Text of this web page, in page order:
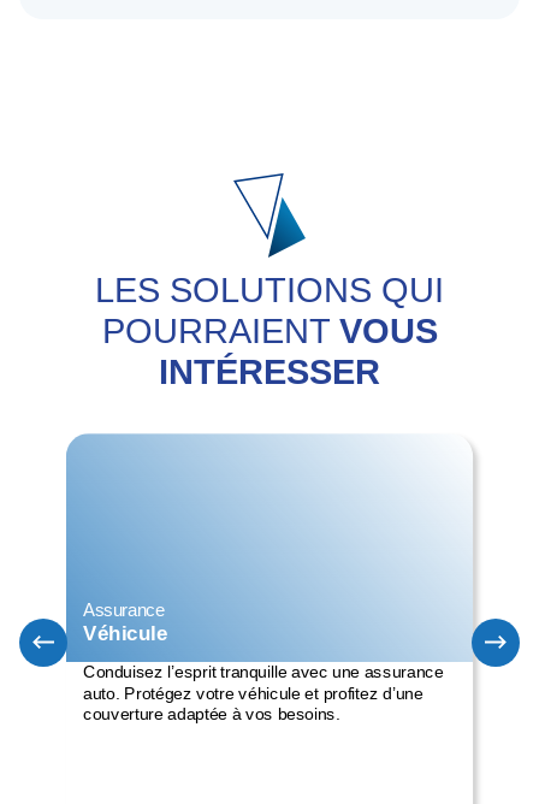
LES SOLUTIONS QUI
POURRAIENT VOUS
INTÉRESSER
Assurance
Véhicule
Conduisez l’esprit tranquille avec une assurance
auto. Protégez votre véhicule et profitez d’une
couverture adaptée à vos besoins.